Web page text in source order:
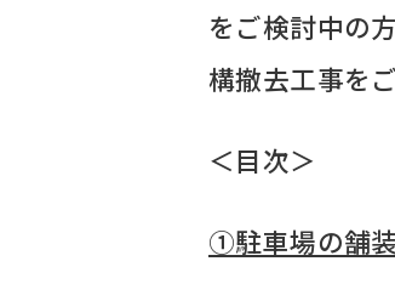
をご検討中の
構撤去工事を
＜目次＞
➀駐車場の舗